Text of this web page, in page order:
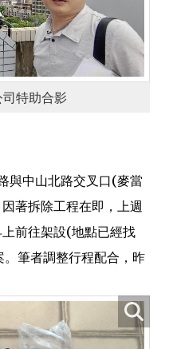
特助合影
與中山北路交叉口(麥當
著拆除工程在即，上週
前往架設(地點已經找
筆者調整行程配合，昨